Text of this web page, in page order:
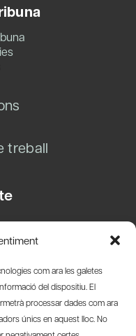
com ara les galetes
del dispositiu. El
processar dades com ara
únics en aquest lloc. No
treball